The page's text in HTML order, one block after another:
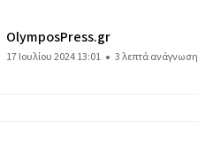
OlymposPress.gr
17 Ιουλίου 2024 13:01 3 λεπτά ανάγνωση